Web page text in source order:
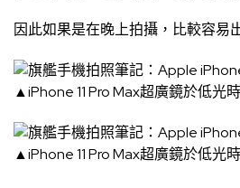
因此如果是在晚上拍攝，比較容易
▲iPhone 11 Pro Max超廣鏡於低光
▲iPhone 11 Pro Max超廣鏡於低光